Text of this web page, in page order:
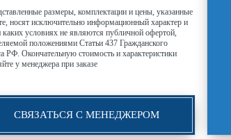
размеры, комплектации и цены, указанные
носят исключительно информационный характер и
каких условиях не являются публичной офертой,
положениями Статьи 437 Гражданского
РФ. Окончательную стоимость и характеристики
у менеджера при заказе
СВЯЗАТЬСЯ С МЕНЕДЖЕРОМ